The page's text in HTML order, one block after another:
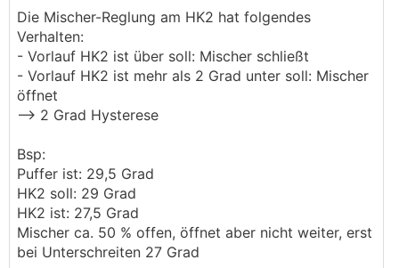
Die Mischer-Reglung am HK2 hat folgendes
Verhalten:
- Vorlauf HK2 ist über soll: Mischer schließt
- Vorlauf HK2 ist mehr als 2 Grad unter soll: Mischer
öffnet
--> 2 Grad Hysterese
Bsp:
Puffer ist: 29,5 Grad
HK2 soll: 29 Grad
HK2 ist: 27,5 Grad
Mischer ca. 50 % offen, öffnet aber nicht weiter, erst
bei Unterschreiten 27 Grad